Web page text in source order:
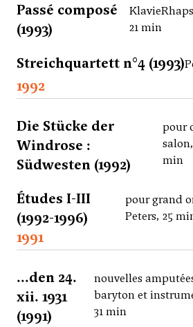
Passé composé
(1993)
21 min
Streichquartett n°4 (1993)
1992
Die Stücke der
Windrose :
Südwesten (1992)
pour
min
Études I-III
(1992-1996)
pour grand
Peters, 25
1991
...den 24.
xii. 1931
(1991)
nouvelles
baryton et
31 min